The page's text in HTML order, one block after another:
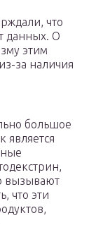
что
данных. О
этим
за наличия
большое
является
вызывают
что эти